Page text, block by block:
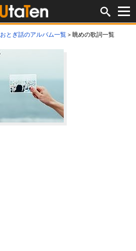
おとぎ話のアルバム一覧 眺めの歌詞一覧